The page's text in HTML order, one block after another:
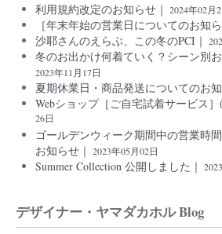
利用規約改定のお知らせ｜ 2024年02月
［年末年始の営業日についてのお知
沙耶さんのえらぶ、この冬のPCI｜
冬のお出かけ何着ていく？シーン別
2023年11月17日
夏期休業日・商品発送についてのお知
Webショップ［ご自宅試着サービス］
26日
ゴールデンウィーク期間中の営業時
お知らせ｜ 2023年05月02日
Summer Collection 公開しました｜
デザイナー・ヤマダカホル Blog